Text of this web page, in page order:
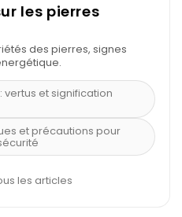
les pierres
des pierres, signes
et signification
et précautions pour
de pierre
pierres
les articles